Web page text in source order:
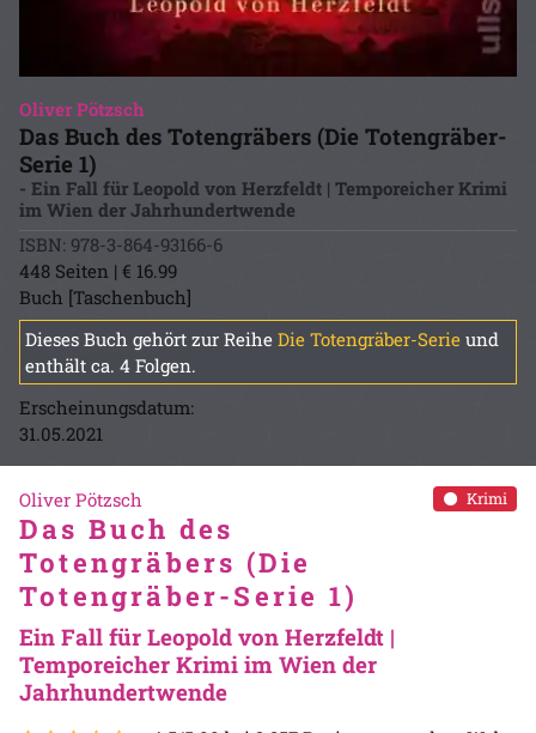
Oliver Pötzsch
Das Buch des Totengräbers (Die Totengräber-
Serie 1)
- Ein Fall für Leopold von Herzfeldt | Temporeicher Krimi
im Wien der Jahrhundertwende
ISBN: 978-3-864-93166-6
448 Seiten | € 16.99
Buch [Taschenbuch]
Dieses Buch gehört zur Reihe Die Totengräber-Serie und
enthält ca. 4 Folgen.
Erscheinungsdatum:
31.05.2021
Krimi
Oliver Pötzsch
Das Buch des
Totengräbers (Die
Totengräber-Serie 1)
Ein Fall für Leopold von Herzfeldt |
Temporeicher Krimi im Wien der
Jahrhundertwende